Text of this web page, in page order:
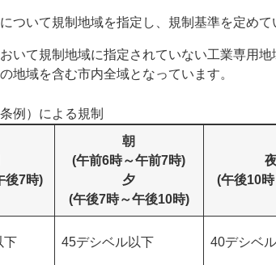
ついて規制地域を指定し、規制基準を定めて
いて規制地域に指定されていない工業専用地
地域を含む市内全域となっています。
例）による規制
後7時)
朝
(午前6時～午前7時)
夕
(午後7時～午後10時)
(午後10
下 45デシベル以下 40デシベ